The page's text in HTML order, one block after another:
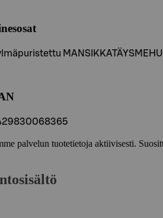
palvelun tuotetietoja aktiivisesti.